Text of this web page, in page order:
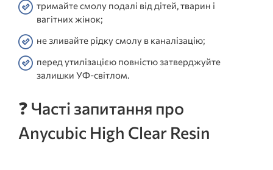
тримайте смолу подалі від дітей, тварин і
вагітних жінок;
не зливайте рідку смолу в каналізацію;
перед утилізацією повністю затверджуйте
залишки УФ-світлом.
❓ Часті запитання про
Anycubic High Clear Resin